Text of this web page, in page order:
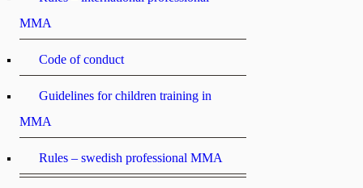
MMA
Code of conduct
Guidelines for children training in
MMA
Rules – swedish professional MMA